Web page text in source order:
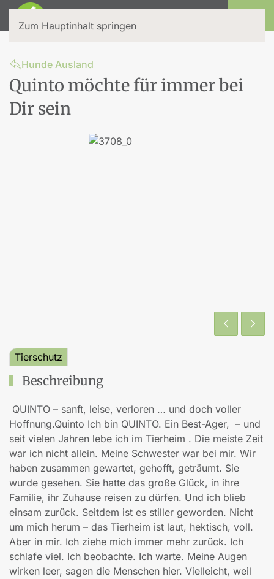
Zum Hauptinhalt springen
Hunde Ausland
Quinto möchte für immer bei
Dir sein
Tierschutz
Beschreibung
QUINTO – sanft, leise, verloren … und doch voller
Hoffnung.Quinto Ich bin QUINTO. Ein Best-Ager, – und
seit vielen Jahren lebe ich im Tierheim . Die meiste Zeit
war ich nicht allein. Meine Schwester war bei mir. Wir
haben zusammen gewartet, gehofft, geträumt. Sie
wurde gesehen. Sie hatte das große Glück, in ihre
Familie, ihr Zuhause reisen zu dürfen. Und ich blieb
einsam zurück. Seitdem ist es stiller geworden. Nicht
um mich herum – das Tierheim ist laut, hektisch, voll.
Aber in mir. Ich ziehe mich immer mehr zurück. Ich
schlafe viel. Ich beobachte. Ich warte. Meine Augen
wirken leer, sagen die Menschen hier. Vielleicht, weil